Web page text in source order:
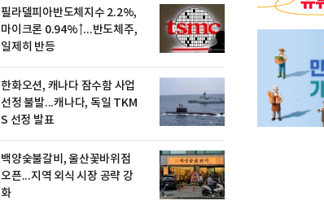
필라델피아반도체지수 2.2%,
마이크론 0.94%↑...반도체주,
일제히 반등
한화오션, 캐나다 잠수함 사업
선정 불발...캐나다, 독일 TKM
S 선정 발표
백양숯불갈비, 울산꽃바위점
오픈...지역 외식 시장 공략 강
화